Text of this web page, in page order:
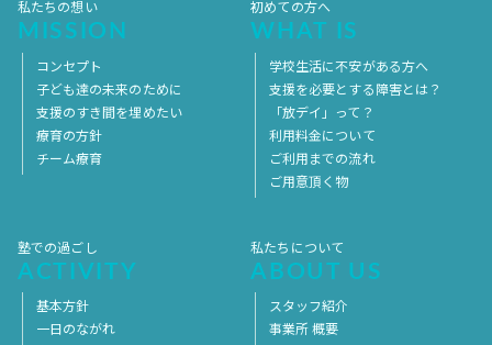
私たちの想い
MISSION
コンセプト
子ども達の未来のために
支援のすき間を埋めたい
療育の方針
チーム療育
初めての方へ
WHAT IS
学校生活に不安がある方へ
支援を必要とする障害とは？
「放デイ」って？
利用料金について
ご利用までの流れ
ご用意頂く物
塾での過ごし
ACTIVITY
基本方針
一日のながれ
私たちについて
ABOUT US
スタッフ紹介
事業所 概要